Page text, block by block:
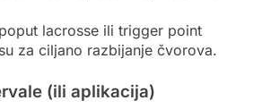
lacrosse ili trigger point
za ciljano razbijanje čvorova.
(ili aplikacija)